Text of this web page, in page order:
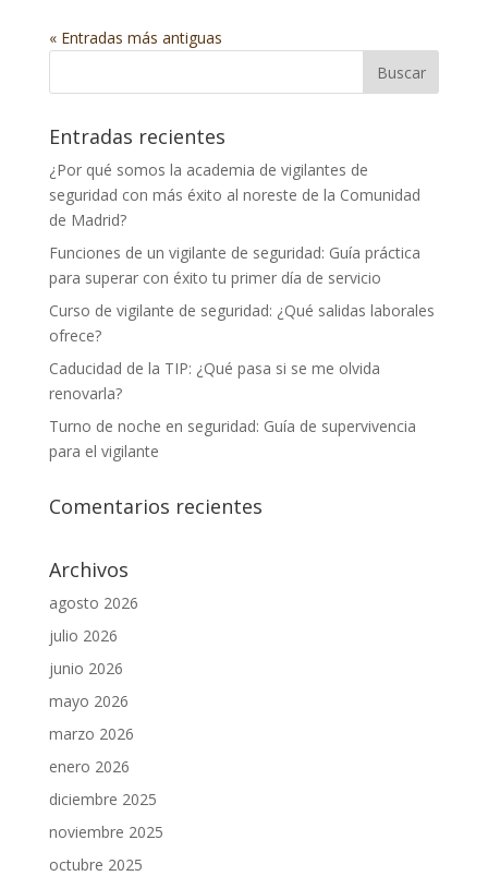
« Entradas más antiguas
Entradas recientes
¿Por qué somos la academia de vigilantes de
seguridad con más éxito al noreste de la Comunidad
de Madrid?
Funciones de un vigilante de seguridad: Guía práctica
para superar con éxito tu primer día de servicio
Curso de vigilante de seguridad: ¿Qué salidas laborales
ofrece?
Caducidad de la TIP: ¿Qué pasa si se me olvida
renovarla?
Turno de noche en seguridad: Guía de supervivencia
para el vigilante
Comentarios recientes
Archivos
agosto 2026
julio 2026
junio 2026
mayo 2026
marzo 2026
enero 2026
diciembre 2025
noviembre 2025
octubre 2025